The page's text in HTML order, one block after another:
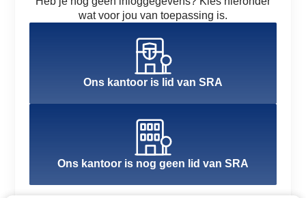
wat voor jou van toepassing is.
Ons kantoor is lid van SRA
Ons kantoor is nog geen lid van SRA